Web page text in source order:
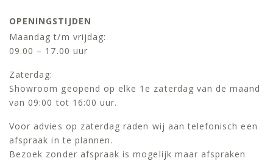
OPENINGSTIJDEN
Maandag t/m vrijdag:
09.00 – 17.00 uur
Zaterdag:
Showroom geopend op elke 1e zaterdag van de maand
van 09:00 tot 16:00 uur.
Voor advies op zaterdag raden wij aan telefonisch een
afspraak in te plannen.
Bezoek zonder afspraak is mogelijk maar afspraken